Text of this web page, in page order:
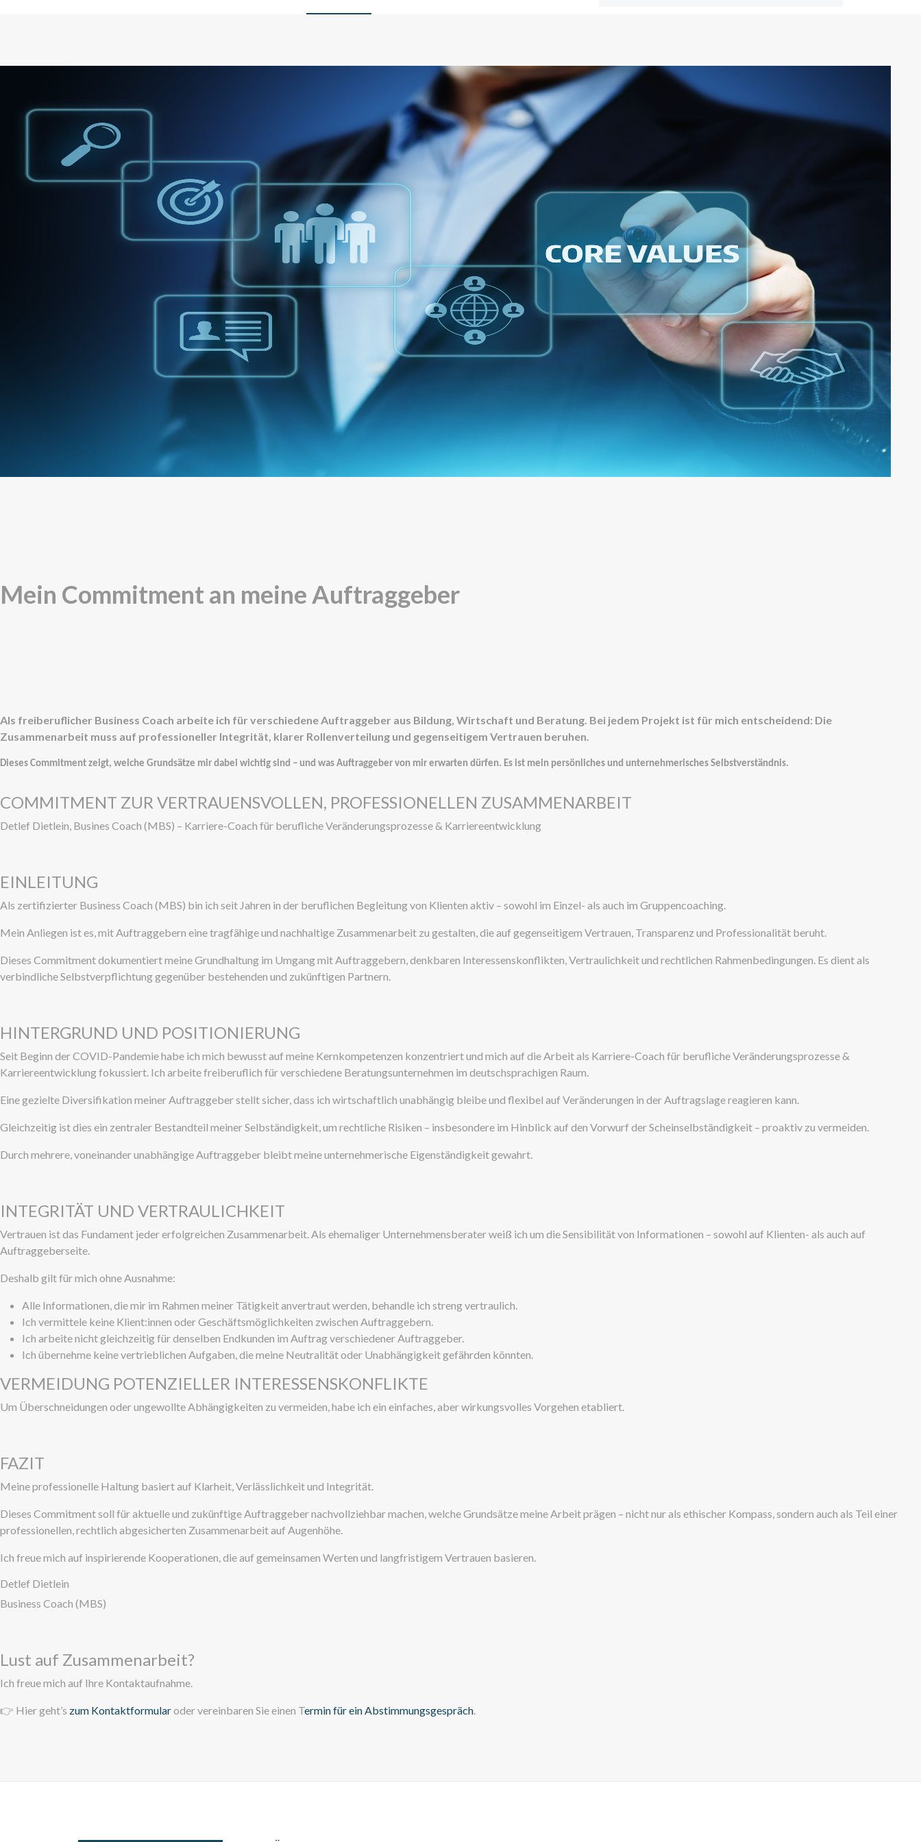
Mein Commitment an meine Auftraggeber
Als freiberuflicher Business Coach arbeite ich für verschiedene Auftraggeber aus Bildung, Wirtschaft und Beratung. Bei jedem Projekt ist für mich entscheidend: Die
Zusammenarbeit muss auf professioneller Integrität, klarer Rollenverteilung und gegenseitigem Vertrauen beruhen.
Dieses Commitment zeigt, welche Grundsätze mir dabei wichtig sind – und was Auftraggeber von mir erwarten dürfen. Es ist mein persönliches und unternehmerisches Selbstverständnis.
COMMITMENT ZUR VERTRAUENSVOLLEN, PROFESSIONELLEN ZUSAMMENARBEIT
Detlef Dietlein, Busines Coach (MBS) – Karriere-Coach für berufliche Veränderungsprozesse & Karriereentwicklung
EINLEITUNG
Als zertifizierter Business Coach (MBS) bin ich seit Jahren in der beruflichen Begleitung von Klienten aktiv – sowohl im Einzel- als auch im Gruppencoaching.
Mein Anliegen ist es, mit Auftraggebern eine tragfähige und nachhaltige Zusammenarbeit zu gestalten, die auf gegenseitigem Vertrauen, Transparenz und Professionalität beruht.
Dieses Commitment dokumentiert meine Grundhaltung im Umgang mit Auftraggebern, denkbaren Interessenskonflikten, Vertraulichkeit und rechtlichen Rahmenbedingungen. Es dient als
verbindliche Selbstverpflichtung gegenüber bestehenden und zukünftigen Partnern.
HINTERGRUND UND POSITIONIERUNG
Seit Beginn der COVID-Pandemie habe ich mich bewusst auf meine Kernkompetenzen konzentriert und mich auf die Arbeit als Karriere-Coach für berufliche Veränderungsprozesse &
Karriereentwicklung fokussiert. Ich arbeite freiberuflich für verschiedene Beratungsunternehmen im deutschsprachigen Raum.
Eine gezielte Diversifikation meiner Auftraggeber stellt sicher, dass ich wirtschaftlich unabhängig bleibe und flexibel auf Veränderungen in der Auftragslage reagieren kann.
Gleichzeitig ist dies ein zentraler Bestandteil meiner Selbständigkeit, um rechtliche Risiken – insbesondere im Hinblick auf den Vorwurf der Scheinselbständigkeit – proaktiv zu vermeiden.
Durch mehrere, voneinander unabhängige Auftraggeber bleibt meine unternehmerische Eigenständigkeit gewahrt.
INTEGRITÄT UND VERTRAULICHKEIT
Vertrauen ist das Fundament jeder erfolgreichen Zusammenarbeit. Als ehemaliger Unternehmensberater weiß ich um die Sensibilität von Informationen – sowohl auf Klienten- als auch auf
Auftraggeberseite.
Deshalb gilt für mich ohne Ausnahme:
Alle Informationen, die mir im Rahmen meiner Tätigkeit anvertraut werden, behandle ich streng vertraulich.
Ich vermittele keine Klient:innen oder Geschäftsmöglichkeiten zwischen Auftraggebern.
Ich arbeite nicht gleichzeitig für denselben Endkunden im Auftrag verschiedener Auftraggeber.
Ich übernehme keine vertrieblichen Aufgaben, die meine Neutralität oder Unabhängigkeit gefährden könnten.
VERMEIDUNG POTENZIELLER INTERESSENSKONFLIKTE
Um Überschneidungen oder ungewollte Abhängigkeiten zu vermeiden, habe ich ein einfaches, aber wirkungsvolles Vorgehen etabliert.
FAZIT
Meine professionelle Haltung basiert auf Klarheit, Verlässlichkeit und Integrität.
Dieses Commitment soll für aktuelle und zukünftige Auftraggeber nachvollziehbar machen, welche Grundsätze meine Arbeit prägen – nicht nur als ethischer Kompass, sondern auch als Teil einer
professionellen, rechtlich abgesicherten Zusammenarbeit auf Augenhöhe.
Ich freue mich auf inspirierende Kooperationen, die auf gemeinsamen Werten und langfristigem Vertrauen basieren.
Detlef Dietlein
Business Coach (MBS)
Lust auf Zusammenarbeit?
Ich freue mich auf Ihre Kontaktaufnahme.
👉 Hier geht’s zum Kontaktformularoder vereinbaren Sie einen Termin für ein Abstimmungsgespräch.